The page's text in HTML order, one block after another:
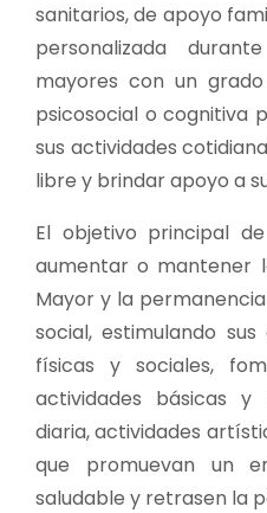
sanitarios, de apoyo
personalizada
mayores con un
psicosocial o cognitiva
sus actividades
libre y brindar apoyo a
El objetivo principal
aumentar o mantener
Mayor y la
social, estimulando
físicas y sociales,
actividades básicas
diaria, actividades
que promuevan un
saludable y retrasen la